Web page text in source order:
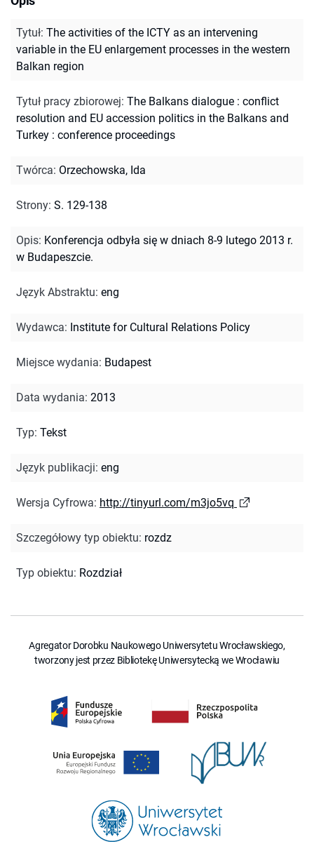
Tytuł: The activities of the ICTY as an intervening
variable in the EU enlargement processes in the western
Balkan region
Tytuł pracy zbiorowej: The Balkans dialogue : conflict
resolution and EU accession politics in the Balkans and
Turkey : conference proceedings
Twórca: Orzechowska, Ida
Strony: S. 129-138
Opis: Konferencja odbyła się w dniach 8-9 lutego 2013 r.
w Budapeszcie.
Język Abstraktu: eng
Wydawca: Institute for Cultural Relations Policy
Miejsce wydania: Budapest
Data wydania: 2013
Typ: Tekst
Język publikacji: eng
Wersja Cyfrowa: http://tinyurl.com/m3jo5vq
Szczegółowy typ obiektu: rozdz
Typ obiektu: Rozdział
Agregator Dorobku Naukowego Uniwersytetu Wrocławskiego,
tworzony jest przez Bibliotekę Uniwersytecką we Wrocławiu